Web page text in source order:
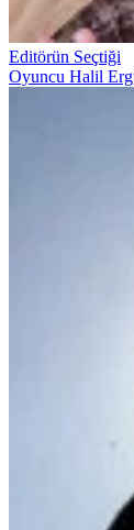
Editörün Seçtiği
Oyuncu Halil